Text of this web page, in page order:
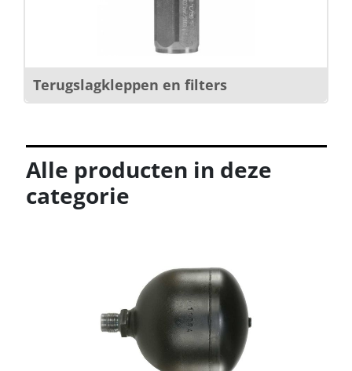
Terugslagkleppen en filters
Alle producten in deze
categorie